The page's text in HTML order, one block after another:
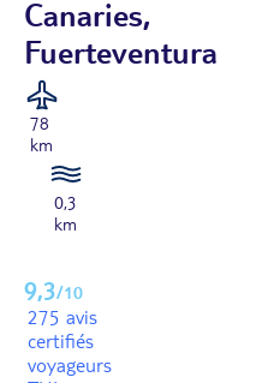
Canaries,
Fuerteventura
78
km
0,3
km
9,3/10
275 avis
certifiés
voyageurs